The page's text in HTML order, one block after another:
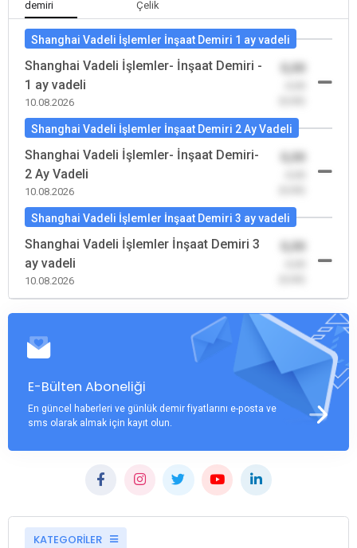
demiri
Çelik
Shanghai Vadeli İşlemler İnşaat Demiri 1 ay vadeli
Shanghai Vadeli İşlemler- İnşaat Demiri -
1 ay vadeli
10.08.2026
0,00
Shanghai Vadeli İşlemler İnşaat Demiri 2 Ay Vadeli
Shanghai Vadeli İşlemler- İnşaat Demiri-
2 Ay Vadeli
10.08.2026
0,00
Shanghai Vadeli İşlemler İnşaat Demiri 3 ay vadeli
Shanghai Vadeli İşlemler İnşaat Demiri 3
ay vadeli
10.08.2026
0,00
E-Bülten Aboneliği
En güncel haberleri ve günlük demir fiyatlarını e-posta ve
sms olarak almak için kayıt olun.
KATEGORİLER